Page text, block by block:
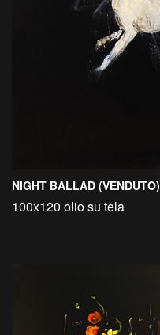
NIGHT BALLAD (VENDUTO)
100x120 olio su tela